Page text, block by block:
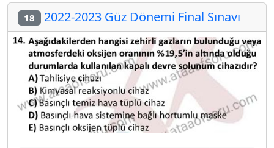
18 2022-2023 Güz Dönemi Final Sınavı